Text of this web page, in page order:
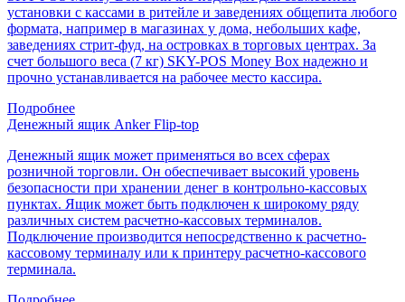
установки с кассами в ритейле и заведениях общепита любого
формата, например в магазинах у дома, небольших кафе,
заведениях стрит-фуд, на островках в торговых центрах. За
счет большого веса (7 кг) SKY-POS Money Box надежно и
прочно устанавливается на рабочее место кассира.
Подробнее
Денежный ящик Anker Flip-top
Денежный ящик может применяться во всех сферах
розничной торговли. Он обеспечивает высокий уровень
безопасности при хранении денег в контрольно-кассовых
пунктах. Ящик может быть подключен к широкому ряду
различных систем расчетно-кассовых терминалов.
Подключение производится непосредственно к расчетно-
кассовому терминалу или к принтеру расчетно-кассового
терминала.